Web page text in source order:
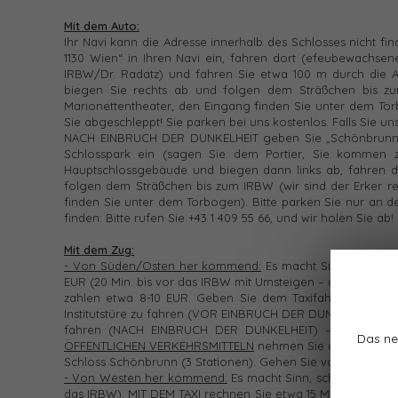
Das
Mit dem Auto:
Ihr Navi kann die Adresse innerhalb des Schlosses nicht
1130 Wien“ in Ihren Navi ein, fahren dort
IRBW/Dr. Radatz) und fahren Sie etwa 100 m durch die
biegen Sie rechts ab und folgen dem Sträßchen bis
Marionettentheater, den Eingang finden Sie unter dem
Sie abgeschleppt! Sie parken bei uns kostenlos. Falls Sie
NACH EINBRUCH DER DUNKELHEIT geben Sie
Schlosspark ein (sagen Sie dem Portier, Sie
Hauptschlossgebäude und biegen dann links ab, fahren
folgen dem Sträßchen bis zum IRBW (wir sind der Erker
finden Sie unter dem Torbogen). Bitte parken Sie nur an
finden: Bitte rufen Sie +43 1 409 55 66, und wir holen Sie ab!
Mit dem Zug:
- Von Süden/Osten her kommend: Es macht Sinn, in
EUR (20 Min. bis vor das IRBW mit Umsteigen – das Taxi
zahlen etwa 8-10 EUR. Geben Sie dem Taxifahrer die
Institutstüre zu fahren (VOR EINBRUCH DER
fahren (NACH EINBRUCH DER DUNKELHEIT) – dem
ÖFFENTLICHEN VERKEHRSMITTELN nehmen Sie die U-Bahn
Schloss Schönbrunn (3 Stationen). Gehen Sie von dort zur
- Von Westen her kommend: Es macht Sinn, schon in
das IRBW). MIT DEM TAXI rechnen Sie etwa 15 Minuten (Tel.